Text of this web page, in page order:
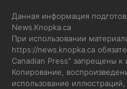
Данная информация
News.Knopka.ca
При использовании
https://news.knopka.ca
Canadian Press" запрещены к
Копирование,
использование